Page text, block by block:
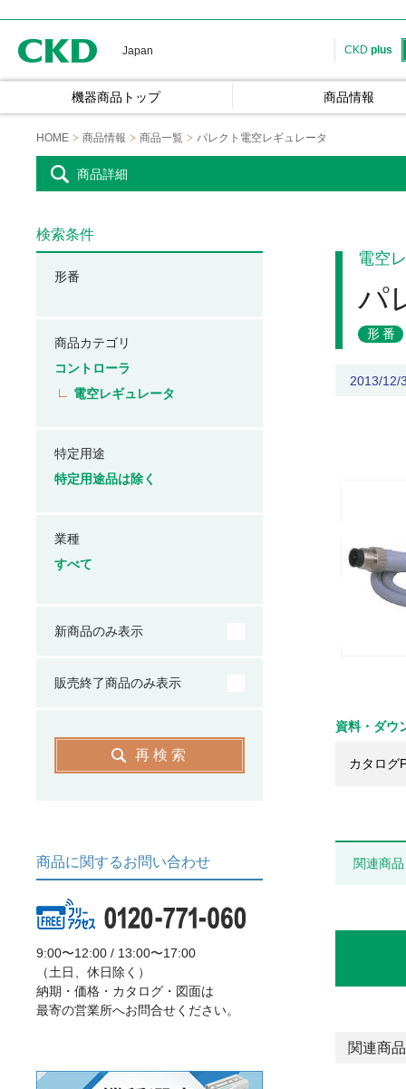
Japan CKD plus
機器商品トップ 商品情報
HOME 商品情報 商品一覧 パレクト電空レギュレータ
商品詳細
電空
パ
形番
2013/12/
資料・ダウ
カタログ
関連商品
関連商品
検索条件
形番
商品カテゴリ
コントローラ
電空レギュレータ
特定用途
特定用途品は除く
業種
すべて
新商品のみ表示
販売終了商品のみ表示
再検索
商品に関するお問い合わせ
9:00〜12:00 / 13:00〜17:00
（土日、休日除く）
納期・価格・カタログ・図面は
最寄の営業所へお問合せください。